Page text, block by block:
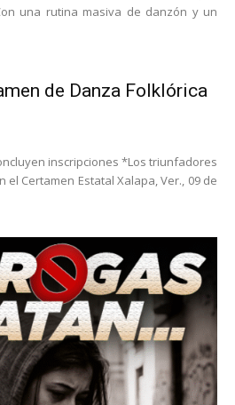
una rutina masiva de danzón y un
de Danza Folklórica
inscripciones *Los triunfadores
el Certamen Estatal Xalapa, Ver., 09 de